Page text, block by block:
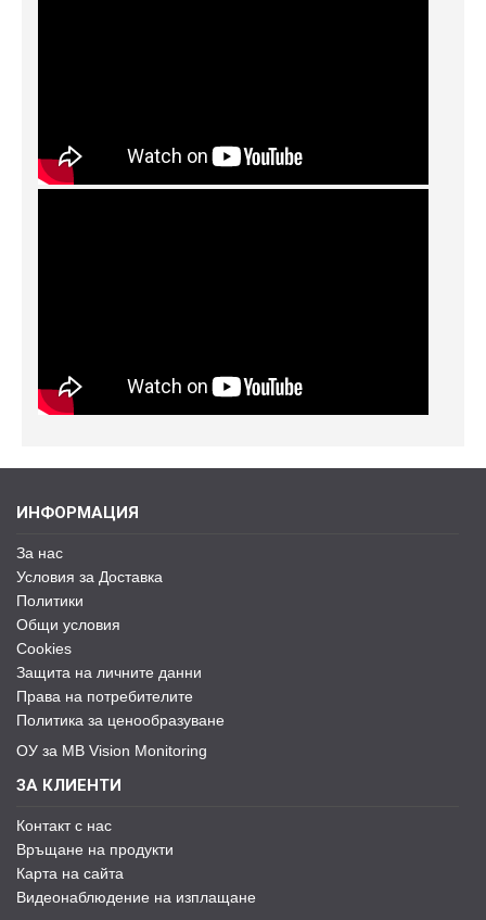
ИНФОРМАЦИЯ
За нас
Условия за Доставка
Политики
Общи условия
Cookies
Защита на личните данни
Права на потребителите
Политика за ценообразуване
ОУ за MB Vision Monitoring
ЗА КЛИЕНТИ
Контакт с нас
Връщане на продукти
Карта на сайта
Видеонаблюдение на изплащане